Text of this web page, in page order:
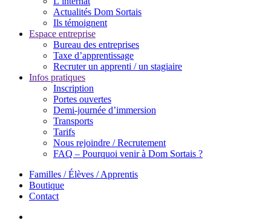
Actualités Dom Sortais
Ils témoignent
Espace entreprise
Bureau des entreprises
Taxe d’apprentissage
Recruter un apprenti / un stagiaire
Infos pratiques
Inscription
Portes ouvertes
Demi-journée d’immersion
Transports
Tarifs
Nous rejoindre / Recrutement
FAQ – Pourquoi venir à Dom Sortais ?
Familles / Élèves / Apprentis
Boutique
Contact